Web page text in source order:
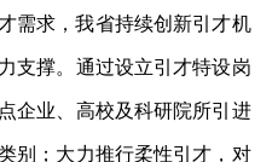
需求，我省持续创新引才机
支撑。通过设立引才特设岗
企业、高校及科研院所引进
别；大力推行柔性引才，对